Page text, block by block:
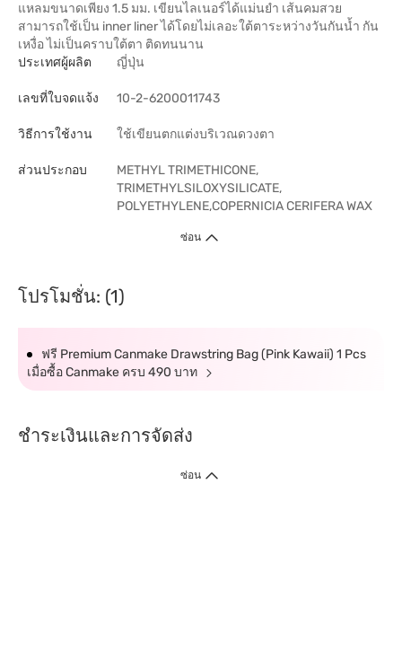
แหลมขนาดเพียง 1.5 มม. เขียนไลเนอร์ได้แม่นยำ เส้นคมสวย
สามารถใช้เป็น inner liner ได้โดยไม่เลอะใต้ตาระหว่างวันกันน้ำ กัน
เหงื่อ ไม่เป็นคราบใต้ตา ติดทนนาน
ประเทศผู้ผลิต
ญี่ปุ่น
เลขที่ใบจดแจ้ง 10-2-6200011743
วิธีการใช้งาน ใช้เขียนตกแต่งบริเวณดวงตา
ส่วนประกอบ
METHYL TRIMETHICONE,
TRIMETHYLSILOXYSILICATE,
POLYETHYLENE,COPERNICIA CERIFERA WAX
ซ่อน
โปรโมชั่น: (1)
ฟรี Premium Canmake Drawstring Bag (Pink Kawaii) 1 Pcs
เมื่อซื้อ Canmake ครบ 490 บาท
ชำระเงินและการจัดส่ง
ซ่อน